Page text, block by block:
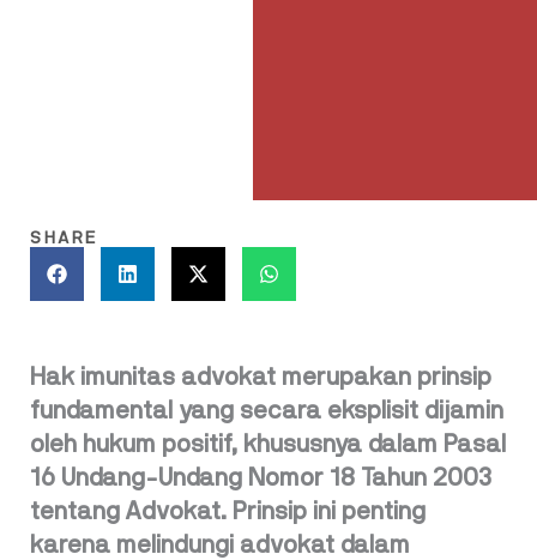
SHARE
Hak imunitas advokat merupakan prinsip
fundamental yang secara eksplisit dijamin
oleh hukum positif, khususnya dalam Pasal
16 Undang-Undang Nomor 18 Tahun 2003
tentang Advokat. Prinsip ini penting
karena melindungi advokat dalam